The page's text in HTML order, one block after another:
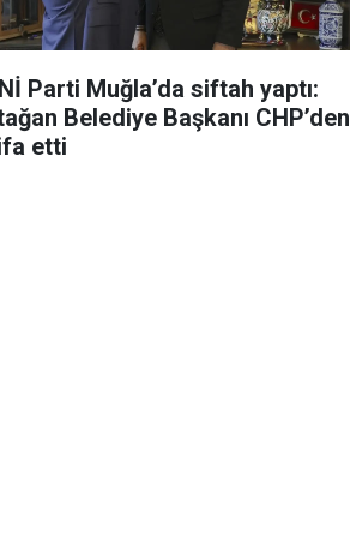
Parti Muğla’da siftah yaptı:
Belediye Başkanı CHP’den
etti